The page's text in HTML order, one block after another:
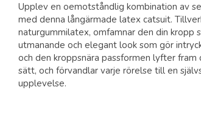
Upplev en oemotståndlig kombination av
med denna långärmade latex catsuit.
naturgummilatex, omfamnar den din kropp
utmanande och elegant look som gör
och den kroppsnära passformen lyfter fram
sätt, och förvandlar varje rörelse till en
upplevelse.